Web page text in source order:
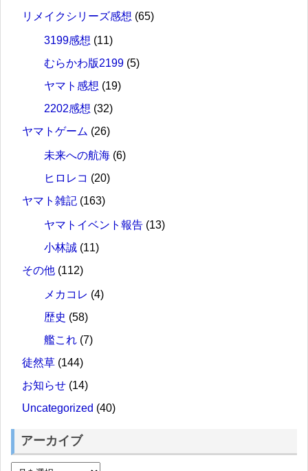
リメイクシリーズ感想 (65)
3199感想 (11)
むらかわ版2199 (5)
ヤマト感想 (19)
2202感想 (32)
ヤマトゲーム (26)
未来への航海 (6)
ヒロレコ (20)
ヤマト雑記 (163)
ヤマトイベント報告 (13)
小林誠 (11)
その他 (112)
メカコレ (4)
歴史 (58)
艦これ (7)
徒然草 (144)
お知らせ (14)
Uncategorized (40)
アーカイブ